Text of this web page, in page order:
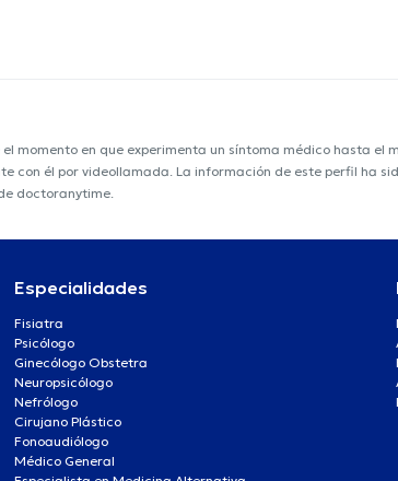
momento en que experimenta un síntoma médico hasta el
él por videollamada. La información de este perfil ha
doctoranytime.
Especialidades
Fisiatra
Psicólogo
Ginecólogo Obstetra
Neuropsicólogo
Nefrólogo
Cirujano Plástico
Fonoaudiólogo
Médico General